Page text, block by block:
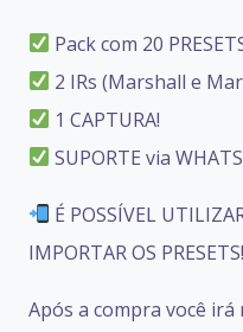
Pack com 20
2 IRs (Marshall e
1 CAPTURA!
SUPORTE via
É POSSÍVEL
IMPORTAR OS PRESETS!
Após a compra você